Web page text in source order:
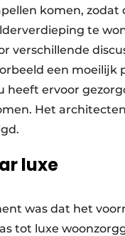
komen,
te
verschillende
een
heeft ervoor
Het
luxe
was dat het
tot luxe